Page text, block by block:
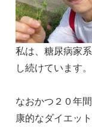
私は、糖尿病家
し続けています。
なおかつ２０年
康的なダイエッ